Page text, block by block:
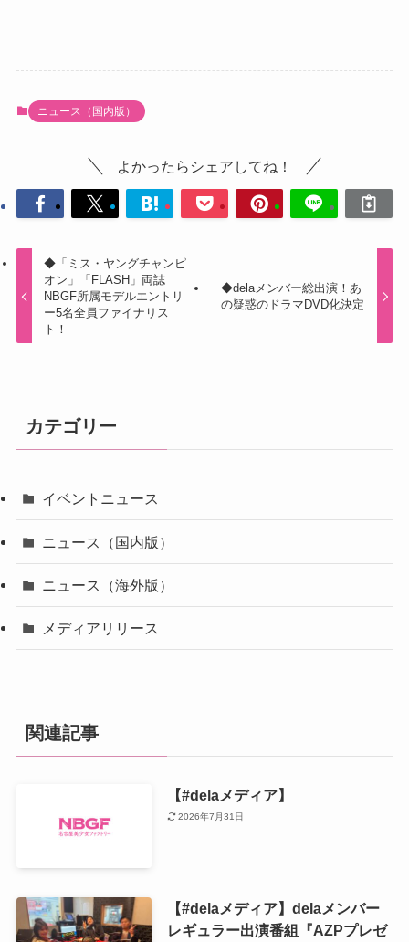
ニュース（国内版）
よかったらシェアしてね！
◆「ミス・ヤングチャンピ
オン」「FLASH」両誌
NBGF所属モデルエントリ
ー5名全員ファイナリス
ト！
◆delaメンバー総出演！あ
の疑惑のドラマDVD化決定
カテゴリー
イベントニュース
ニュース（国内版）
ニュース（海外版）
メディアリリース
関連記事
【#delaメディア】
2026年7月31日
【#delaメディア】delaメンバー
レギュラー出演番組『AZPプレゼ